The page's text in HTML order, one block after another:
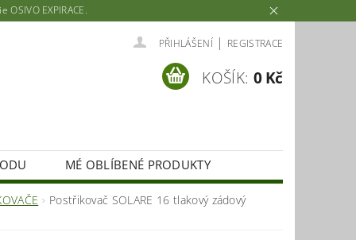
EXPIRACE.
PŘIHLÁŠENÍ | REGISTRACE
KOŠÍK: 0 Kč
MÉ OBLÍBENÉ PRODUKTY
Postřikovač SOLARE 16 tlakový zádový